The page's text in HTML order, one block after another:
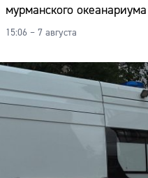
мурманского океанариума
15:06 – 7 августа